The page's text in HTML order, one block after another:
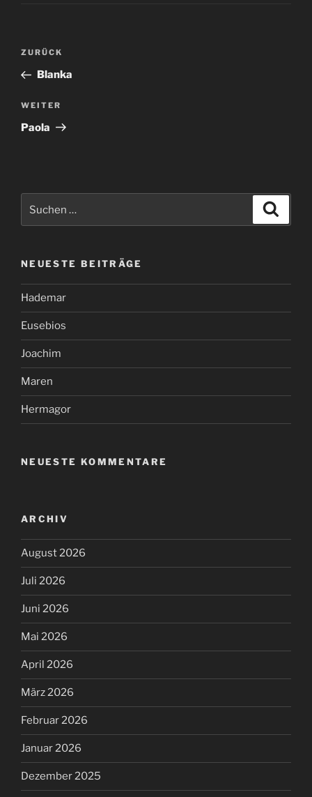
Beitragsnavigation
Vorheriger
Beitrag
ZURÜCK
Blanka
Nächster
Beitrag
WEITER
Paola
nach:
NEUESTE BEITRÄGE
Hademar
Eusebios
Joachim
Maren
Hermagor
NEUESTE KOMMENTARE
ARCHIV
August 2026
Juli 2026
Juni 2026
Mai 2026
April 2026
März 2026
Februar 2026
Januar 2026
Dezember 2025